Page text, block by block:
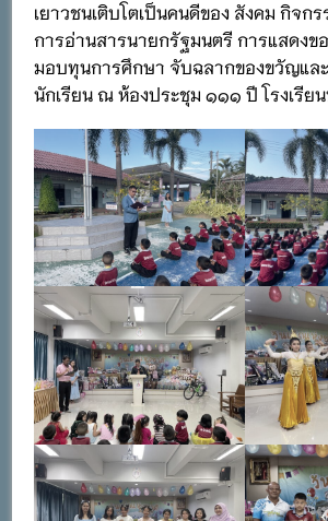
เยาวชนเติบโตเป็นคนดีของ สังคม กิจก
การอ่านสารนายกรัฐมนตรี การแสดงข
มอบทุนการศึกษา จับฉลากของขวัญแล
นักเรียน ณ ห้องประชุม ๑๑๑ ปี โรงเรีย